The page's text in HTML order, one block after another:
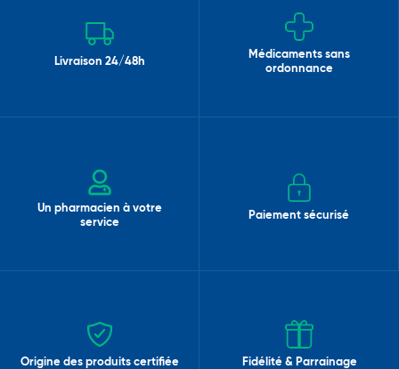
Livraison 24/48h
Médicaments sans
ordonnance
Un pharmacien à votre
service
Paiement sécurisé
Origine des produits certifiée Fidélité & Parrainage